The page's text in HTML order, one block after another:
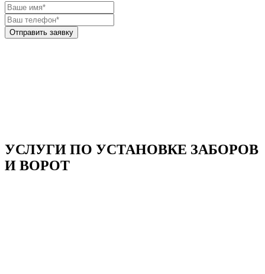
УСЛУГИ ПО УСТАНОВКЕ ЗАБОРОВ
И ВОРОТ